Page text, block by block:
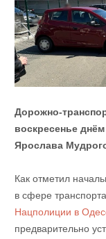
Дорожно-
воскресенье
Ярослава
Как отметил
в сфере
Нацполиции в
предварительно